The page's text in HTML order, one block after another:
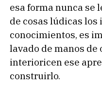
esa forma nunca se
de cosas lúdicas
conocimientos, es
lavado de manos de
interioricen ese
construirlo.